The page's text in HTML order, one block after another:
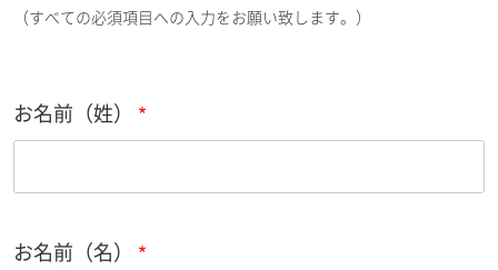
（すべての必須項目への入力をお願い致します。）
お名前（姓）
お名前（名）